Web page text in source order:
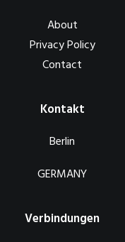
About
Privacy Policy
Contact
Kontakt
Berlin
GERMANY
Verbindungen